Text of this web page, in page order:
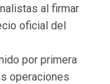
al firmar
oficial del
por primera
operaciones